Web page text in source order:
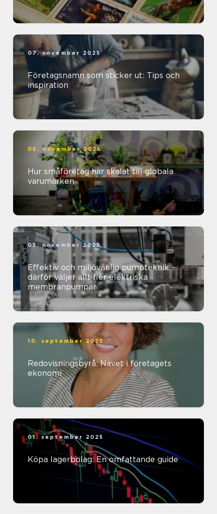
07. november 2025
Företagsnamn som sticker ut: Tips och
inspiration
06. november 2025
Hur småföretag har skalat till globala
varumärken
05. november 2025
Effektiv och miljövänlig pumpteknik –
därför väljer allt fler elektriska
membranpumpar
10. september 2025
Redovisningsbyrå: Navet i företagets
ekonomi
01. september 2025
Köpa lagerbolag: En omfattande guide